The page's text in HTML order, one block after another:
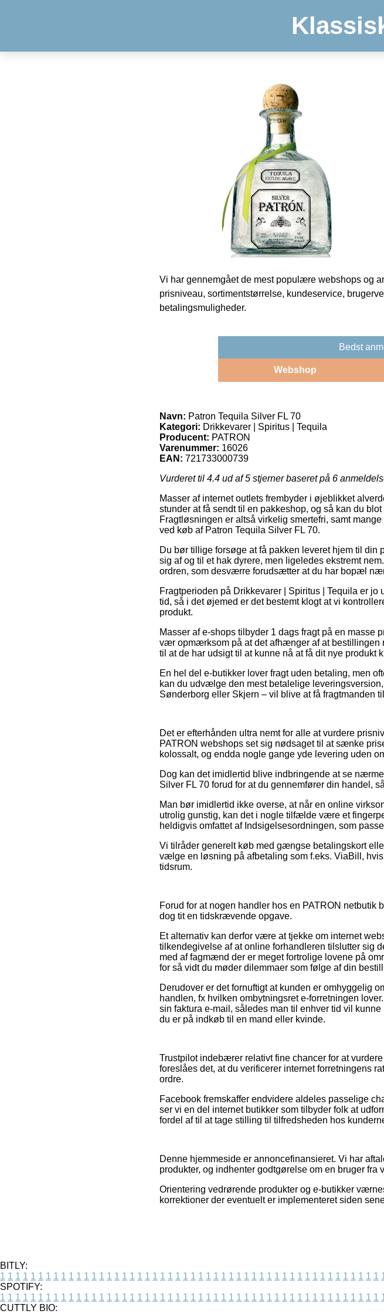
Vi har gennemgået de mest populære webshops og
prisniveau, sortimentstørrelse, kundeservice,
betalingsmuligheder.
Bedst
Webshop
Navn: Patron Tequila Silver FL 70
Kategori: Drikkevarer | Spiritus | Tequila
Producent: PATRON
Varenummer: 16026
EAN: 721733000739
Vurderet til 4.4 ud af 5 stjerner baseret på 6
Masser af internet outlets frembyder i øjeblikket
stunder at få sendt til en pakkeshop, og så kan du
Fragtløsningen er altså virkelig smertefri, samt
ved køb af Patron Tequila Silver FL 70.
Du bør tillige forsøge at få pakken leveret hjem til
sig af og til et hak dyrere, men ligeledes ekstremt
ordren, som desværre forudsætter at du har bopæl
Fragtperioden på Drikkevarer | Spiritus | Tequila er
tid, så i det øjemed er det bestemt klogt at vi
produkt.
Masser af e-shops tilbyder 1 dags fragt på en masse
vær opmærksom på at det afhænger af at bestillingen
til at de har udsigt til at kunne nå at få dit nye produkt
En hel del e-butikker lover fragt uden betaling, men
kan du udvælge den mest betalelige
Sønderborg eller Skjern – vil blive at få fragtmanden
Det er efterhånden ultra nemt for alle at vurdere
PATRON webshops set sig nødsaget til at sænke
kolossalt, og endda nogle gange yde levering uden
Dog kan det imidlertid blive indbringende at se
Silver FL 70 forud for at du gennemfører din handel,
Man bør imidlertid ikke overse, at når en online
utrolig gunstig, kan det i nogle tilfælde være et
heldigvis omfattet af Indsigelsesordningen, som
Vi tilråder generelt køb med gængse betalingskort
vælge en løsning på afbetaling som f.eks. ViaBill,
tidsrum.
Forud for at nogen handler hos en PATRON
dog tit en tidskrævende opgave.
Et alternativ kan derfor være at tjekke om internet
tilkendegivelse af at online forhandleren tilslutter sig
med af fagmænd der er meget fortrolige lovene på
for så vidt du møder dilemmaer som følge af din
Derudover er det fornuftigt at kunden er omhyggelig
handlen, fx hvilken ombytningsret e-forretningen
sin faktura e-mail, således man til enhver tid vil
du er på indkøb til en mand eller kvinde.
Trustpilot indebærer relativt fine chancer for at
foreslåes det, at du verificerer internet forretningens
ordre.
Facebook fremskaffer endvidere aldeles passelige
ser vi en del internet butikker som tilbyder folk at
fordel af til at tage stilling til tilfredsheden hos
Denne hjemmeside er annoncefinansieret. Vi har
produkter, og indhenter godtgørelse om en bruger fra
Orientering vedrørende produkter og e-butikker
korrektioner der eventuelt er implementeret siden
BITLY:
1 1 1 1 1 1 1 1 1 1 1 1 1 1 1 1 1 1 1 1 1 1 1 1 1 1 1 1 1 1 1 1 1 1 1 1 1 1 1 1 1 1 1 1 1 1 1 1 1 1
SPOTIFY:
1 1 1 1 1 1 1 1 1 1 1 1 1 1 1 1 1 1 1 1 1 1 1 1 1 1 1 1 1 1 1 1 1 1 1 1 1 1 1 1 1 1 1 1 1 1 1 1 1 1
CUTTLY BIO: